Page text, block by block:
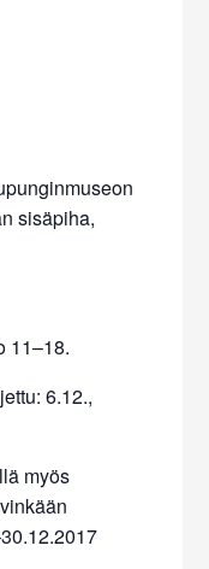
sisäpiha,
11–18.
6.12.,
myös